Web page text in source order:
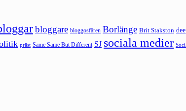
bloggare bloggosfären Borlänge Brit Stakston
präst Same Same But Different SJ sociala medier